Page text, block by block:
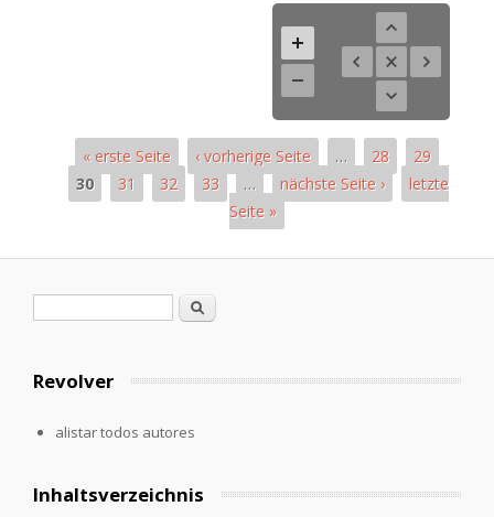
« erste Seite ‹ vorherige Seite … 28
29
30
31 32 33 … nächste Seite ›
letzte
Seite »
Formulario de búsqueda
Buscar
Revolver
alistar todos autores
Inhaltsverzeichnis